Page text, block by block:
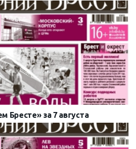
Бресте» за 7 августа